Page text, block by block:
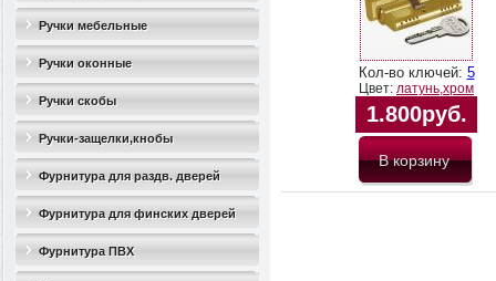
Ручки мебельные
Ручки оконные
Ручки скобы
Ручки-защелки,кнобы
Фурнитура для раздв. дверей
Фурнитура для финских дверей
Фурнитура ПВХ
Кол-во ключей: 5
Цвет: латунь,хром
1.800руб.